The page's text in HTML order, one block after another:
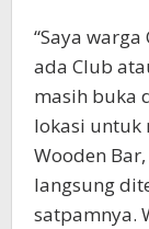
“Saya
ada Club
masih buka
lokasi untuk
Wooden
langsung
satpamnya.